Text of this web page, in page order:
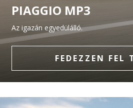
PIAGGIO MP3
Az igazán egyedülálló.
FEDEZZEN FEL